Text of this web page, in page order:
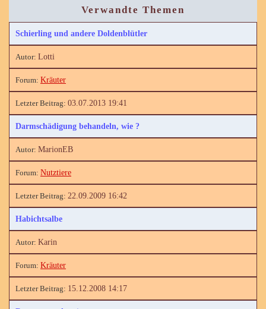
Verwandte Themen
Schierling und andere Doldenblütler
Lotti
Kräuter
03.07.2013 19:41
Darmschädigung behandeln, wie ?
MarionEB
Nutztiere
22.09.2009 16:42
Habichtsalbe
Karin
Kräuter
15.12.2008 14:17